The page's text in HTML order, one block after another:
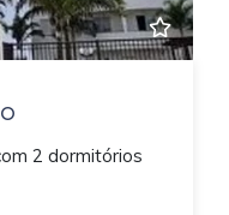
2 dormitórios